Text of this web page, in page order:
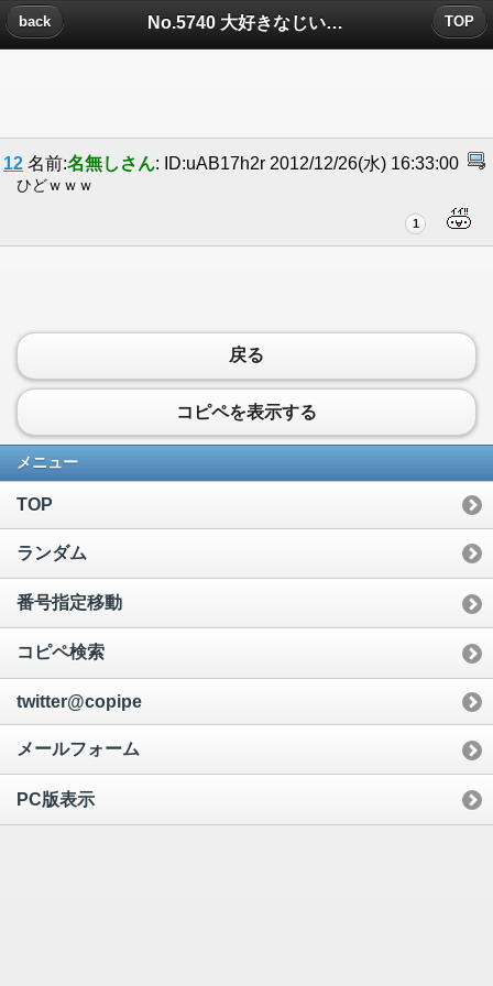
No.5740 大好きなじいちゃんについたコメント
back TOP
12 名前:名無しさん: ID:uAB17h2r 2012/12/26(水) 16:33:00
ひどｗｗｗ
1
戻る
コピペを表示する
メニュー
TOP
ランダム
番号指定移動
コピペ検索
twitter@copipe
メールフォーム
PC版表示